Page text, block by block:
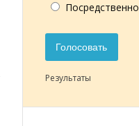
Посредственно
Голосовать
Результаты